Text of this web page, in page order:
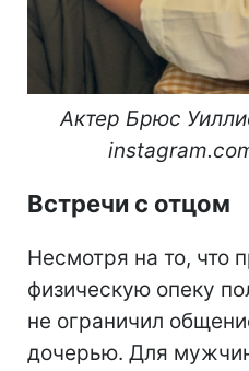
Актер Брюс
Встречи с отцом
Несмотря на то, что
физическую опеку
не ограничил
дочерью. Для